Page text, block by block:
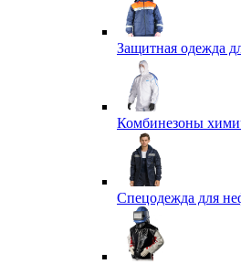
Защитная одежда
Комбинезоны
Спецодежда для